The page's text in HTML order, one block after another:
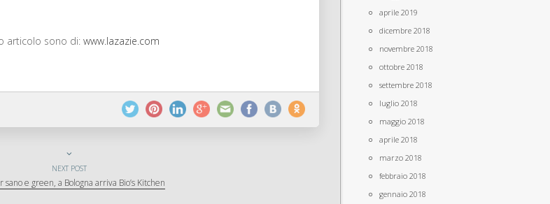
articolo sono di: www.lazazie.com
NEXT POST
sano e green, a Bologna arriva Bio’s Kitchen
aprile 2019
dicembre 2018
novembre 2018
ottobre 2018
settembre 2018
luglio 2018
maggio 2018
aprile 2018
marzo 2018
febbraio 2018
gennaio 2018